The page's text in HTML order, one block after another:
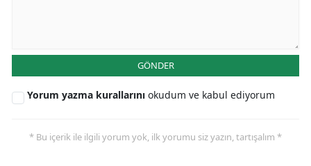
GÖNDER
Yorum yazma kurallarını okudum ve kabul ediyorum
* Bu içerik ile ilgili yorum yok, ilk yorumu siz yazın, tartışalım *